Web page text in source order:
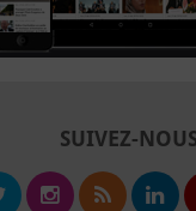
SUIVEZ-